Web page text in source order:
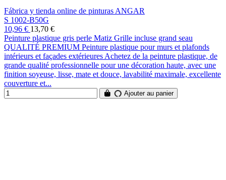
Fábrica y tienda online de pinturas ANGAR
S 1002-B50G
10,96 € 13,70 €
Peinture plastique gris perle Matiz Grille incluse grand seau
QUALITÉ PREMIUM Peinture plastique pour murs et plafonds
intérieurs et façades extérieures Achetez de la peinture plastique, de
grande qualité professionnelle pour une décoration haute, avec une
finition soyeuse, lisse, mate et douce, lavabilité maximale, excellente
couverture et...
Ajouter au panier